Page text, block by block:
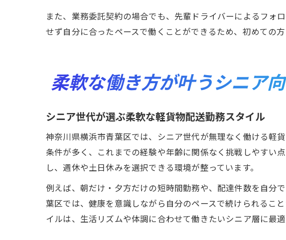
また、業務委託契約の場合でも、先輩ドライバーによるフォ
せず自分に合ったペースで働くことができるため、初めての方
柔軟な働き方が叶うシニア
シニア世代が選ぶ柔軟な軽貨物配送勤務スタイル
神奈川県横浜市青葉区では、シニア世代が無理なく働ける軽
条件が多く、これまでの経験や年齢に関係なく挑戦しやすい
し、週休や土日休みを選択できる環境が整っています。
例えば、朝だけ・夕方だけの短時間勤務や、配達件数を自分
葉区では、健康を意識しながら自分のペースで続けられるこ
イルは、生活リズムや体調に合わせて働きたいシニア層に最適